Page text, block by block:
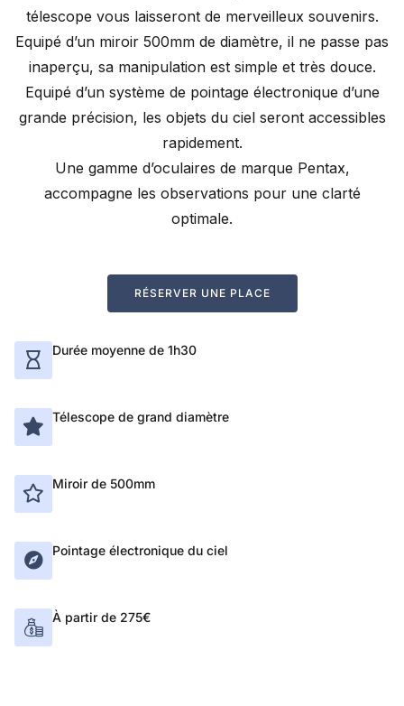
télescope vous laisseront de merveilleux souvenirs.
Equipé d’un miroir 500mm de diamètre, il ne passe pas
inaperçu, sa manipulation est simple et très douce.
Equipé d’un système de pointage électronique d’une
grande précision, les objets du ciel seront accessibles
rapidement.
Une gamme d’oculaires de marque Pentax,
accompagne les observations pour une clarté
optimale.
RÉSERVER UNE PLACE
Durée moyenne de 1h30
Télescope de grand diamètre
Miroir de 500mm
Pointage électronique du ciel
À partir de 275€